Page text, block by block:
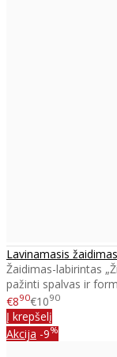
Lavinamasis
Žaidimas-labirintas
pažinti spalvas ir
€890€1090
Į krepšelį
Akcija -9%